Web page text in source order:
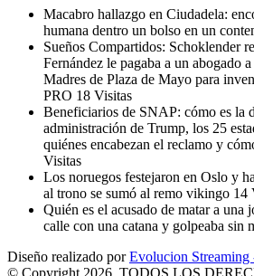
Macabro hallazgo en Ciudadela:
humana dentro un bolso en un
Sueños Compartidos: Schoklender
Fernández le pagaba a un abogado
Madres de Plaza de Mayo para
PRO 18 Visitas
Beneficiarios de SNAP: cómo es la
administración de Trump, los 25
quiénes encabezan el reclamo y
Visitas
Los noruegos festejaron en Oslo y
al trono se sumó al remo vikingo 14
Quién es el acusado de matar a una
calle con una catana y golpeaba sin
Diseño realizado porEvolucion